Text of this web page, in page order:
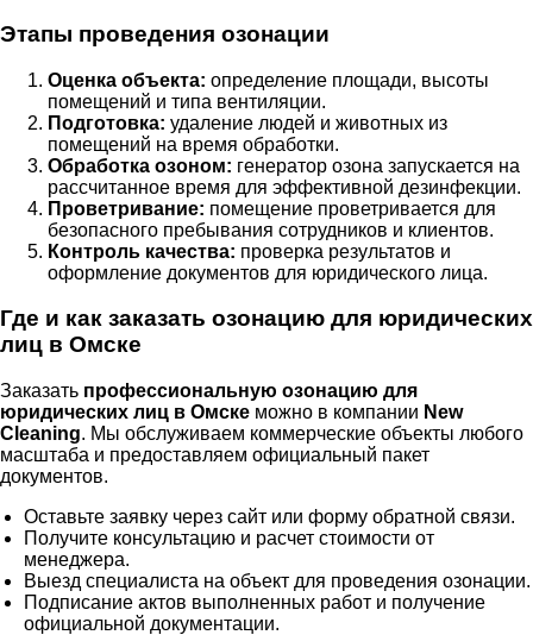
Этапы проведения озонации
Оценка объекта: определение площади, высоты
помещений и типа вентиляции.
Подготовка: удаление людей и животных из
помещений на время обработки.
Обработка озоном: генератор озона запускается на
рассчитанное время для эффективной дезинфекции.
Проветривание: помещение проветривается для
безопасного пребывания сотрудников и клиентов.
Контроль качества: проверка результатов и
оформление документов для юридического лица.
Где и как заказать озонацию для юридических
лиц в Омске
Заказать профессиональную озонацию для
юридических лиц в Омске можно в компании New
Cleaning. Мы обслуживаем коммерческие объекты любого
масштаба и предоставляем официальный пакет
документов.
Оставьте заявку через сайт или форму обратной связи.
Получите консультацию и расчет стоимости от
менеджера.
Выезд специалиста на объект для проведения озонации.
Подписание актов выполненных работ и получение
официальной документации.